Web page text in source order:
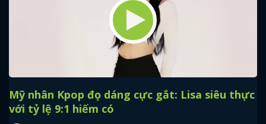
Mỹ nhân Kpop đọ dáng cực gắt: Lisa siêu thực
với tỷ lệ 9:1 hiếm có